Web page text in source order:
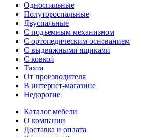
Односпальные
Полутороспальные
Двуспальные
С подъемным механизмом
С ортопедическим основанием
С выдвижными ящиками
С ковкой
Тахта
От производителя
В интернет-магазине
Недорогие
Каталог мебели
О компании
Доставка и оплата